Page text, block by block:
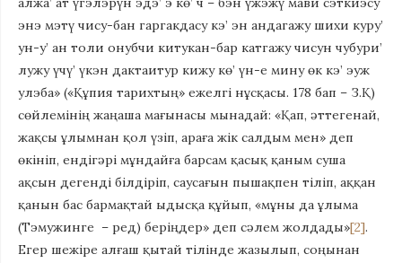
энэ мэтү чису-бан гаргакдасу кэ’ эн андагажу шихи куру’
ун-у’ ан толи онубчи китукан-бар катгажу чисун чубури’
лужу үчү’ үкэн дактаитур кижу кө’ үн-е мину өк кэ’ эуж
улэба» («Құпия тарихтың» ежелгі нұсқасы. 178 бап – З.Қ)
сөйлемінің жаңаша мағынасы мынадай: «Қап, әттегенай,
жақсы ұлымнан қол үзіп, араға жік салдым мен» деп
өкініп, ендігәрі мұндайға барсам қасық қаным суша
ақсын дегенді білдіріп, саусағын пышақпен тіліп, аққан
қанын бас бармақтай ыдысқа құйып, «мұны да ұлыма
(Тэмужинге – ред) беріңдер» деп сәлем жолдады»[2].
Егер шежіре алғаш қытай тілінде жазылып, соңынан